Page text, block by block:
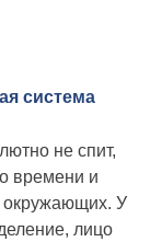
система
не спит,
времени и
окружающих. У
лицо